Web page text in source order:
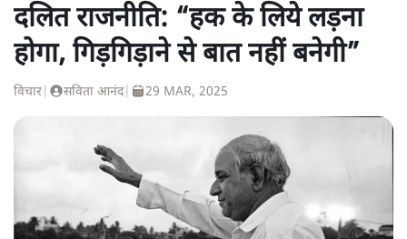
दलित राजनीति: “हक के लिये लड़ना
होगा, गिड़गिड़ाने से बात नहीं बनेगी”
विचार सविता आनंद| 29 MAR, 2025